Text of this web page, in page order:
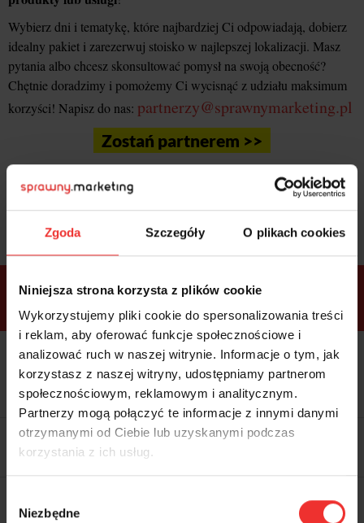
Zgoda Szczegóły O plikach cookies
Niniejsza strona korzysta z plików cookie
Wykorzystujemy pliki cookie do spersonalizowania treści
i reklam, aby oferować funkcje społecznościowe i
analizować ruch w naszej witrynie. Informacje o tym, jak
korzystasz z naszej witryny, udostępniamy partnerom
społecznościowym, reklamowym i analitycznym.
Partnerzy mogą połączyć te informacje z innymi danymi
otrzymanymi od Ciebie lub uzyskanymi podczas
korzystania z ich usług.
zgody
Niezbędne
Wybierz dni i tematykę, które najbardziej Ci odpowiadają, dobierz
idealny pakiet i zarezerwuj stoisko w najlepszej lokalizacji. Masz
pytania albo chcesz skonsultować pomysł na swoją obecność?
Chętnie doradzimy i pomożemy Ci wycisnąć z udziału maksimum
korzyści! Napisz do nas: partnerzy@sprawnymarketing.pl
Zostań partnerem >>
Sprawdź bonusyi wybierz bilet
ramach
pakietów
VIP Premium
Kolacja z prelegentami i before
party (Hotel Sheraton, 27.10) tylko
wbilecie ALLPASS VIP
Dostępne
tylko w
bilecie
ALLPASS
VIP
Dedykowana strefa VIP z
możliwością networkingu z
prelegentami i wystawcami w
WARTOŚĆ: 1970 zł